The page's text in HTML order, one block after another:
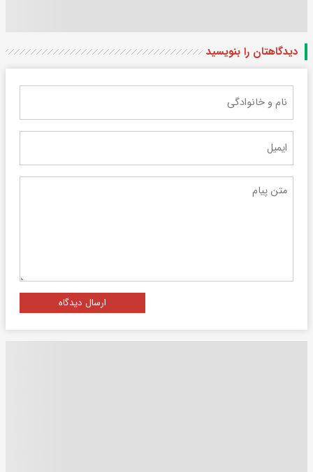
دیدگاهتان را بنویسید
ارسال دیدگاه